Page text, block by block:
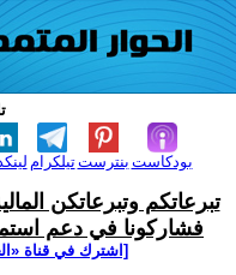
تيلكرامبنترست بودكاست
تبرعاتكم وتبرعاتكن
فشاركونا في دعم
[اشترك في قناة